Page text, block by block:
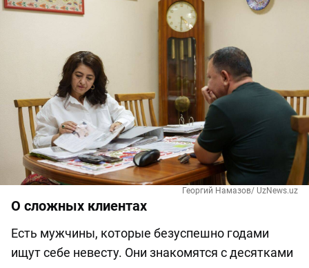
Георгий Намазов/ UzNews.uz
О сложных клиентах
Есть мужчины, которые безуспешно годами
ищут себе невесту. Они знакомятся с десятками